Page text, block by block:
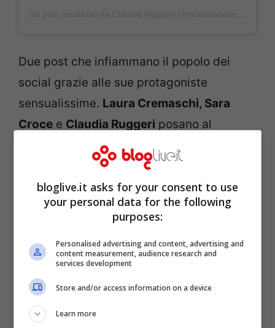
Due post che infiammano il popolo dei
social grazie alle sue protagoniste
sensualissime. Laura Cremaschi, Sara
Croce e Claudia Ruggeri posano al
termine della registrazione di una nuova
puntata di ‘Avanti un Altro’ e lo fanno
insieme e svestite. Paolo Bonolis non
poteva fare scelta più azzeccata con le tre
anche attraverso i social.
bloglive.it asks for your consent to use
your personal data for the following
purposes:
Personalised advertising and content, advertising and
content measurement, audience research and
services development
Store and/or access information on a device
Learn more